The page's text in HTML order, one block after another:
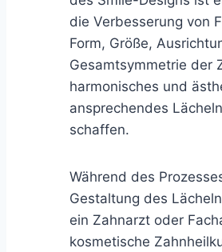
die Verbesserung von
Form, Größe,
Gesamtsymmetrie der
harmonisches und
ansprechendes
schaffen.
Während des
Gestaltung des
ein Zahnarzt oder
kosmetische